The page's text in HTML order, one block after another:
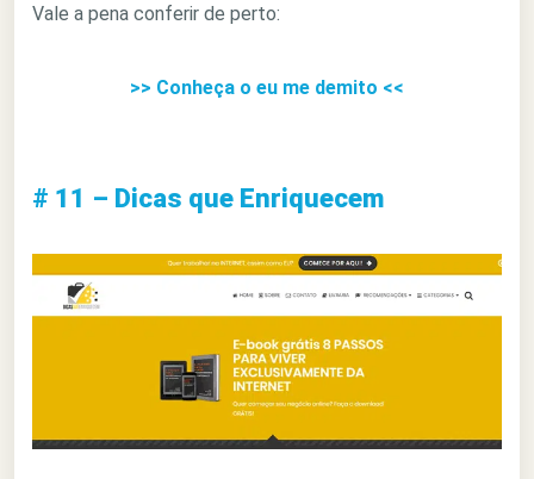
Vale a pena conferir de perto:
>> Conheça o eu me demito <<
# 11 – Dicas que Enriquecem